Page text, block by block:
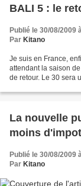
BALI 5 : le
Publié le 30/08/2009
Par Kitano
Je suis en France,
attendant la saison
de retour. Le 30 sera
La nouvelle
moins
Publié le 30/08/2009
Par Kitano